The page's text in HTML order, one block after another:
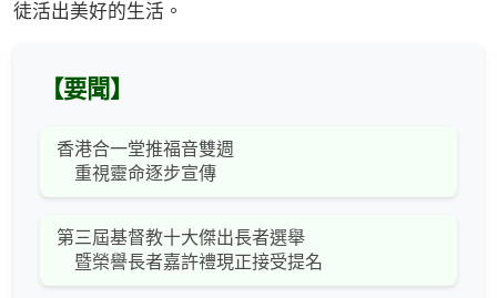
徒活出美好的生活。
【要聞】
香港合一堂推福音雙週
重視靈命逐步宣傳
第三屆基督教十大傑出長者選舉
暨榮譽長者嘉許禮現正接受提名